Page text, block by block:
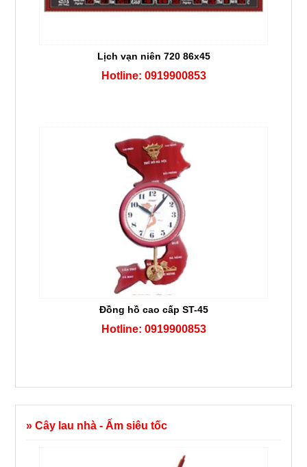
Lịch vạn niên 720 86x45
Hotline: 0919900853
Đồng hồ cao cấp ST-45
Hotline: 0919900853
» Cây lau nhà - Ấm siêu tốc